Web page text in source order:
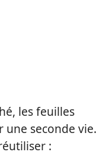
les feuilles
une seconde vie.
: